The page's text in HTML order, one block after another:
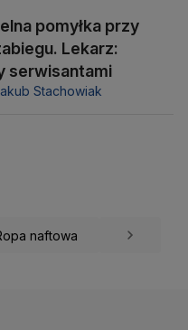
pomyłka przy
Lekarz:
serwisantami
Stachowiak
naftowa